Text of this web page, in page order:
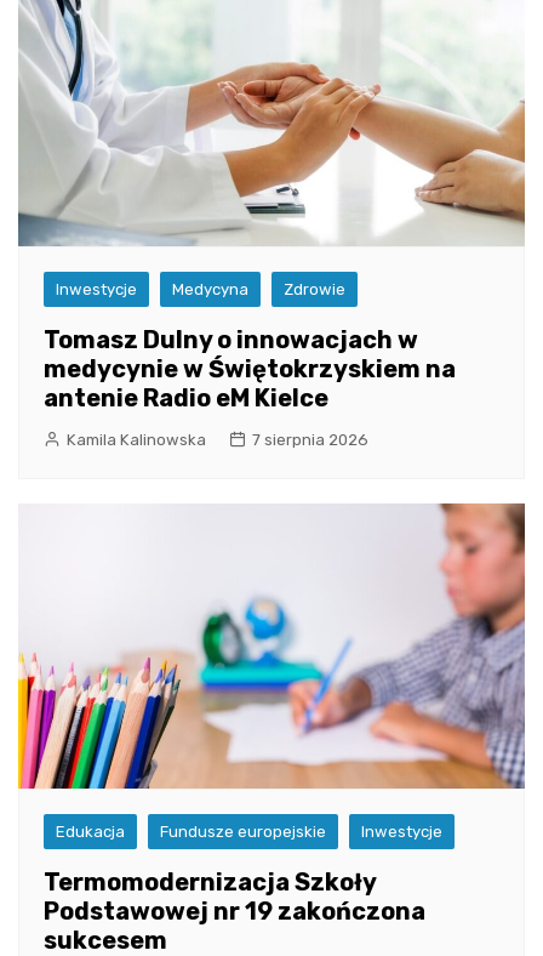
Inwestycje Medycyna Zdrowie
Tomasz Dulny o innowacjach w
medycynie w Świętokrzyskiem na
antenie Radio eM Kielce
Kamila Kalinowska 7 sierpnia 2026
Edukacja Fundusze europejskie Inwestycje
Termomodernizacja Szkoły
Podstawowej nr 19 zakończona
sukcesem